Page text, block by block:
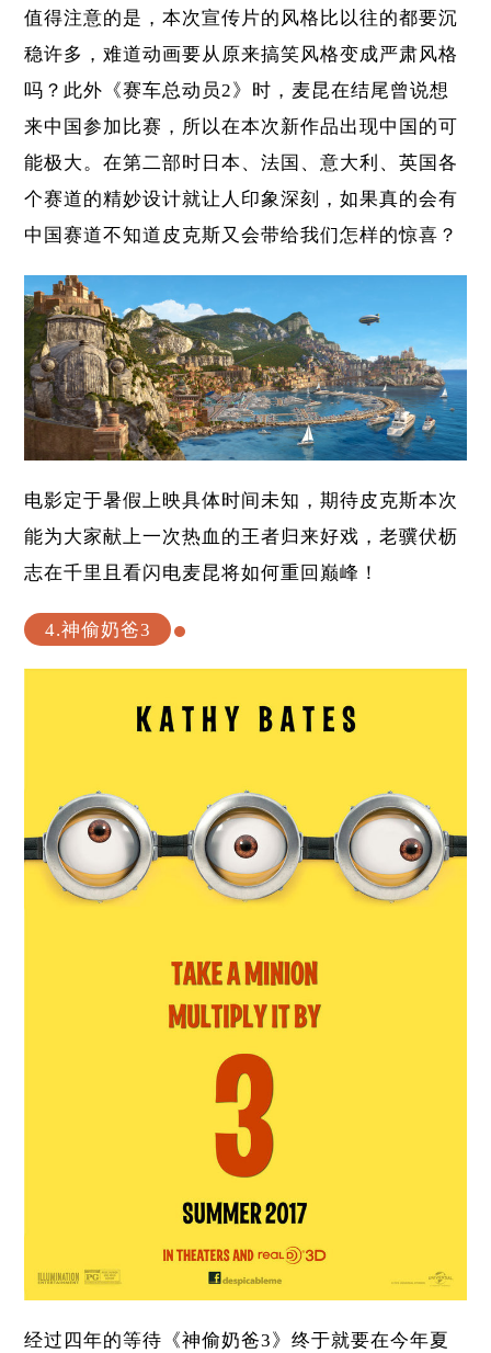
值得注意的是，本次宣传片的风格比以往的都要沉
稳许多，难道动画要从原来搞笑风格变成严肃风格
吗？此外《赛车总动员2》时，麦昆在结尾曾说想
来中国参加比赛，所以在本次新作品出现中国的可
能极大。在第二部时日本、法国、意大利、英国各
个赛道的精妙设计就让人印象深刻，如果真的会有
中国赛道不知道皮克斯又会带给我们怎样的惊喜？
电影定于暑假上映具体时间未知，期待皮克斯本次
能为大家献上一次热血的王者归来好戏，老骥伏枥
志在千里且看闪电麦昆将如何重回巅峰！
4.神偷奶爸3
经过四年的等待《神偷奶爸3》终于就要在今年夏